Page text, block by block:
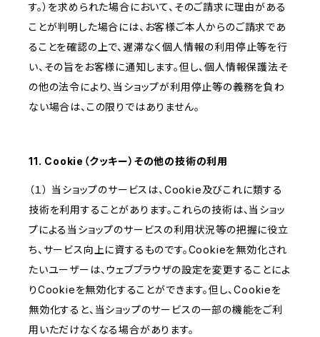
す。）を求められた場合において、そのご請求に理由がある
ことが判明した場合には、お客様ご本人からのご請求であ
ることを確認の上で、遅滞なく個人情報の利用停止等を行
い、その旨をお客様に通知します。但し、個人情報保護法そ
の他の法令により、当ショップが利用停止等の義務を負わ
ない場合は、この限りではありません。
11. Cookie（クッキー）その他の技術の利用
（１） 当ショップのサービスは、Cookie及びこれに類する
技術を利用することがあります。これらの技術は、当ショッ
プによる当ショップのサービスの利用状況等の把握に役立
ち、サービス向上に資するものです。Cookieを無効化され
たいユーザーは、ウェブブラウザの設定を変更することによ
りCookieを無効化することができます。但し、Cookieを
無効化すると、当ショップのサービスの一部の機能をご利
用いただけなくなる場合があります。